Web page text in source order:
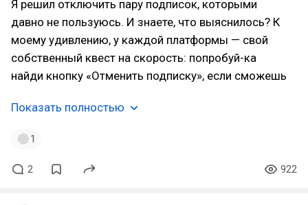
Я решил отключить пару подписок, которыми
давно не пользуюсь. И знаете, что выяснилось? К
моему удивлению, у каждой платформы — свой
собственный квест на скорость: попробуй-ка
найди кнопку «Отменить подписку», если сможешь
Показать полностью
1
2 922